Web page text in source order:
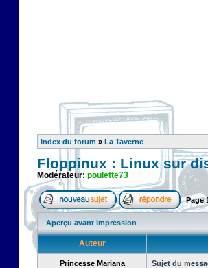
Index du forum » La Taverne
Floppinux : Linux sur
Modérateur: poulette73
Page
Aperçu avant impression
Auteur
Princesse Mariana Sujet du